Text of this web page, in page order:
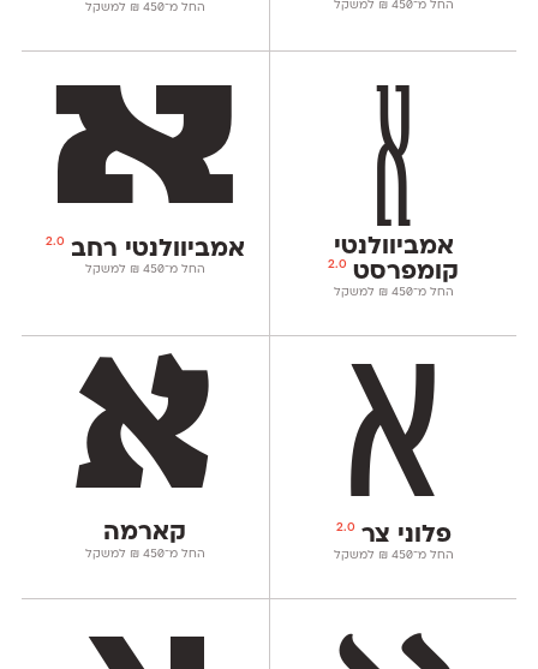
החל מ־450
₪ למשקל החל מ־450
₪ למשקל
אמביוולנטי
קומפרסט
2.0
החל מ־450
₪ למשקל
אמביוולנטי רחב 2.0
החל מ־450
₪ למשקל
פלוני צר 2.0
החל מ־450
₪ למשקל
קארמה
החל מ־450
₪ למשקל